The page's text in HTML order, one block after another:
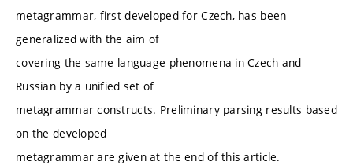
metagrammar, first developed for Czech, has been
generalized with the aim of
covering the same language phenomena in Czech and
Russian by a unified set of
metagrammar constructs. Preliminary parsing results based
on the developed
metagrammar are given at the end of this article.